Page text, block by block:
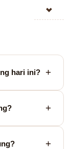
hari ini?